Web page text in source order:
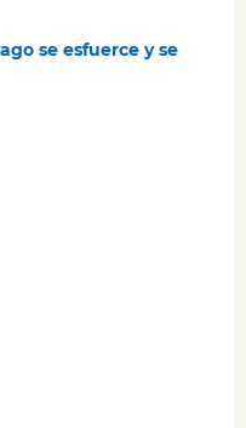
se esfuerce y se